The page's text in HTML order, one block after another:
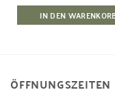
IN DEN
ÖFFNUNGSZEITEN